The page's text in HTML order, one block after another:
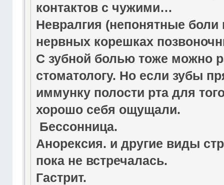
контактов с чужими…
Невралгия (непонятные
нервных корешках
С зубной болью тоже можно
стоматологу. Но если зубы
иммунку полости рта для
хорошо себя ощущали.
Бессонница.
Анорексия. и другие виды
пока не встречалась.
Гастрит.